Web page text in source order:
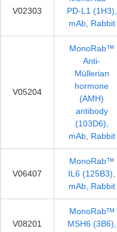
V02303
PD-L1 (1H3),
mAb, Rabbit
V05204
MonoRab™
Anti-
Müllerian
hormone
(AMH)
antibody
(103D6),
mAb, Rabbit
V06407
MonoRab™
IL6 (125B3),
mAb, Rabbit
V08201
MonoRabᵀᴹ
MSH6 (3B6),